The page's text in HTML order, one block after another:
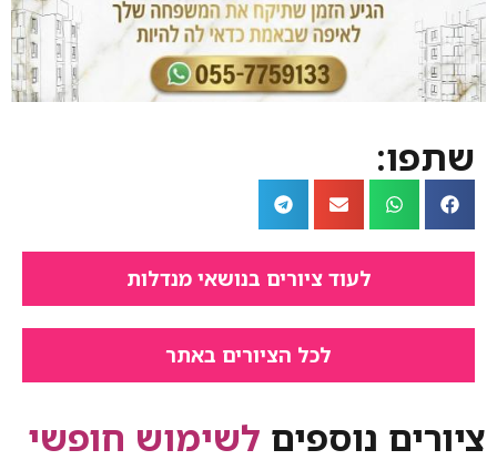
ציורים בנושאי מנדלות
לכל הציורים באתר
לשימוש חופשי